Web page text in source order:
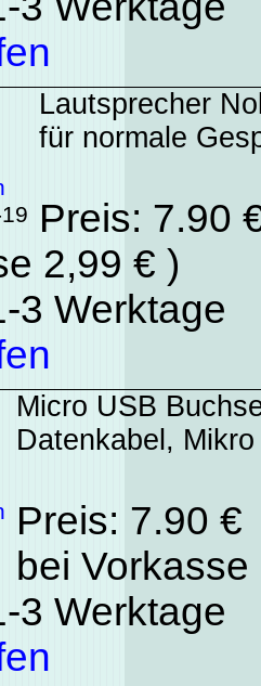
Lautsprecher
für normale
Preis: 7.90
2,99 € )
3 Werktage
Micro USB
Datenkabel,
Preis: 7.90
bei
3 Werktage